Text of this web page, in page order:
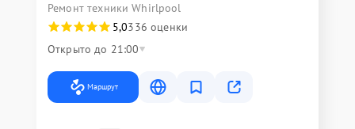
Ремонт техники Whirlpool
5,0336 оценки
Открыто до 21:00
Маршрут